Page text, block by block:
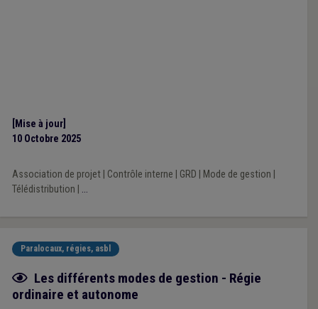
[Mise à jour]
10 Octobre 2025
Association de projet| Contrôle interne GRD Mode de gestion
Télédistribution
...
Paralocaux, régies, asbl
Fiche focus
Les différents modes de gestion - Régie
ordinaire et autonome